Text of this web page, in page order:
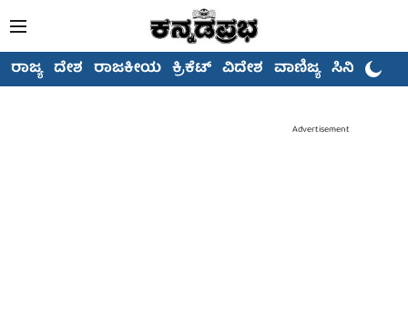
ರಾಜ್ಯ ದೇಶ ರಾಜಕೀಯ ಕ್ರಿಕೆಟ್ ವಿದೇಶ ವಾಣಿಜ್ಯ ಸಿನಿಮಾ
Advertisement